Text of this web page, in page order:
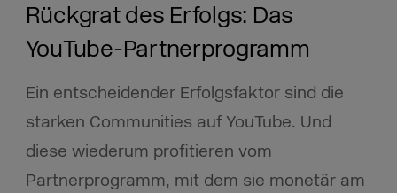
Rückgrat des Erfolgs: Das
YouTube-Partnerprogramm
Ein entscheidender Erfolgsfaktor sind die
starken Communities auf YouTube. Und
diese wiederum profitieren vom
Partnerprogramm, mit dem sie monetär am